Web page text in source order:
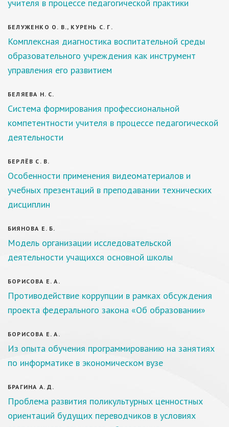
учителя в процессе педагогической практики
БЕЛУЖЕНКО О. В., КУРЕНЬ С. Г.
Комплексная диагностика воспитательной среды
образовательного учреждения как инструмент
управления его развитием
БЕЛЯЕВА Н. С.
Система формирования профессиональной
компетентности учителя в процессе педагогической
деятельности
БЕРЛЁВ С. В.
Особенности применения видеоматериалов и
учебных презентаций в преподавании технических
дисциплин
БИЯНОВА Е. Б.
Модель организации исследовательской
деятельности учащихся основной школы
БОРИСОВА Е. А.
Противодействие коррупции в рамках обсуждения
проекта федерального закона «Об образовании»
БОРИСОВА Е. А.
Из опыта обучения программированию на занятиях
по информатике в экономическом вузе
БРАГИНА А. Д.
Проблема развития поликультурных ценностных
ориентаций будущих переводчиков в условиях